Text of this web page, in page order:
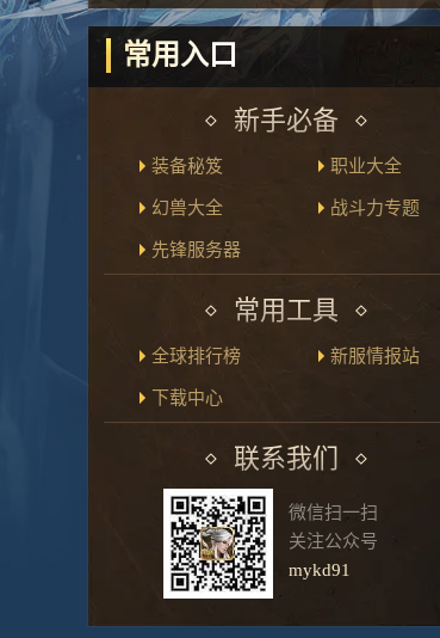
常用入口
新手必备
装备秘笈 职业大全
幻兽大全 战斗力专题
先锋服务器
常用工具
全球排行榜 新服情报站
下载中心
联系我们
微信扫一扫
关注公众号
mykd91